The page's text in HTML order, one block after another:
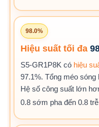
98.0%
Hiệu suất tối đa
S5-GR1P8K có hiệu
97.1%. Tổng méo sóng
Hệ số công suất lớn
0.8 sớm pha đến 0.8